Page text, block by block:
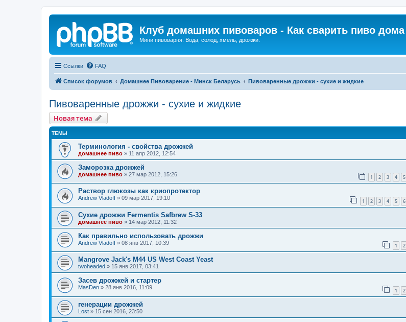
Клуб домашних пивоваров - Как cварить пиво дома
Мини пивоварня. Вода, солод, хмель, дрожжи.
Ссылки FAQ
Список форумов Домашнее Пивоварение - Минск Беларусь Пивоваренные дрожжи - сухие и жидкие
Пивоваренные дрожжи - сухие и жидкие
Новая тема
ТЕМЫ
Терминология - свойства дрожжей
домашнее пиво » 11 апр 2012, 12:54
Заморозка дрожжей
домашнее пиво » 27 мар 2012, 15:26 1 2 3 4 5
Раствор глюкозы как криопротектор
Andrew Vladoff » 09 мар 2017, 19:10 1 2 3 4 5 6
Сухие дрожжи Fermentis Safbrew S-33
домашнее пиво » 14 мар 2012, 11:32
Как правильно использовать дрожжи
Andrew Vladoff » 08 янв 2017, 10:39 1 2
Mangrove Jack's M44 US West Coast Yeast
twoheaded » 15 янв 2017, 03:41
Засев дрожжей и стартер
MasDen » 28 янв 2016, 11:09 1 2
генерации дрожжей
Lost » 15 сен 2016, 23:50